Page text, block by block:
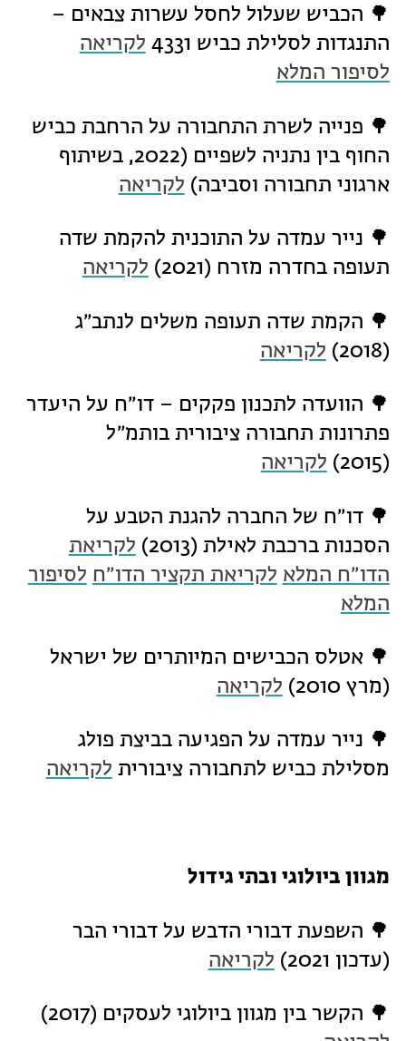
🌳 הכביש שעלול לחסל עשרות צבאים –
התנגדות לסלילת כביש 4331
לקריאה
לסיפור המלא
🌳 פנייה לשרת התחבורה על הרחבת כביש
החוף בין נתניה לשפיים (2022, בשיתוף
ארגוני תחבורה וסביבה) לקריאה
🌳 נייר עמדה על התוכנית להקמת שדה
תעופה בחדרה מזרח (2021)
לקריאה
🌳 הקמת שדה תעופה משלים לנתב״ג
(2018)
לקריאה
🌳 הוועדה לתכנון פקקים – דו״ח על היעדר
פתרונות תחבורה ציבורית בותמ״ל
(2015)
לקריאה
🌳 דו״ח של החברה להגנת הטבע על
הסכנות ברכבת לאילת (2013)
לקריאת
הדו״ח המלא לקריאת תקציר הדו״ח לסיפור
המלא
🌳 אטלס הכבישים המיותרים של ישראל
(מרץ 2010)
לקריאה
🌳 נייר עמדה על הפגיעה בביצת פולג
מסלילת כביש לתחבורה ציבורית לקריאה
מגוון ביולוגי ובתי גידול
🌳 השפעת דבורי הדבש על דבורי הבר
(עדכון 2021)
לקריאה
🌳 הקשר בין מגוון ביולוגי לעסקים (2017)